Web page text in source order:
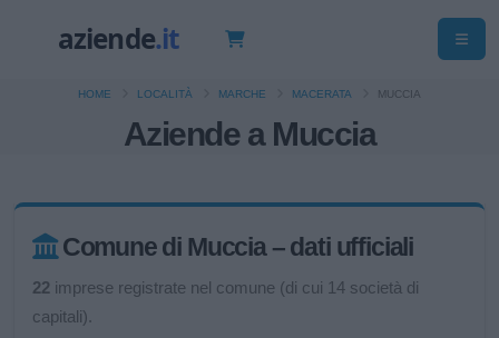
Aziende a Muccia
HOME LOCALITÀ MARCHE MACERATA MUCCIA
Comune di Muccia – dati ufficiali
22 imprese registrate nel comune (di cui 14 società di
capitali).